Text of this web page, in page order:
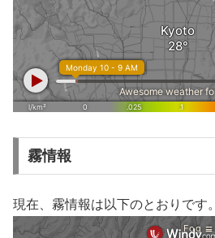
霧情報
現在、霧情報は以下のとおりです。